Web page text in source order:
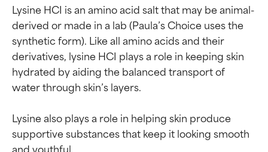
Lysine HCI is an amino acid salt that may be animal-
derived or made in a lab (Paula’s Choice uses the
synthetic form). Like all amino acids and their
derivatives, lysine HCI plays a role in keeping skin
hydrated by aiding the balanced transport of
water through skin’s layers.
Lysine also plays a role in helping skin produce
supportive substances that keep it looking smooth